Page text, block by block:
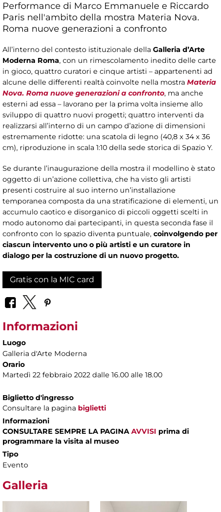
Performance di Marco Emmanuele e Riccardo
Paris nell'ambito della mostra Materia Nova.
Roma nuove generazioni a confronto
All’interno del contesto istituzionale della Galleria d’Arte
Moderna Roma, con un rimescolamento inedito delle carte
in gioco, quattro curatori e cinque artisti – appartenenti ad
alcune delle differenti realtà coinvolte nella mostra Materia
Nova. Roma nuove generazioni a confronto, ma anche
esterni ad essa – lavorano per la prima volta insieme allo
sviluppo di quattro nuovi progetti; quattro interventi da
realizzarsi all’interno di un campo d’azione di dimensioni
estremamente ridotte: una scatola di legno (40,8 x 34 x 36
cm), riproduzione in scala 1:10 della sede storica di Spazio Y.
Se durante l’inaugurazione della mostra il modellino è stato
oggetto di un’azione collettiva, che ha visto gli artisti
presenti costruire al suo interno un’installazione
temporanea composta da una stratificazione di elementi, un
accumulo caotico e disorganico di piccoli oggetti scelti in
modo autonomo dai partecipanti, in questa seconda fase il
confronto con lo spazio diventa puntuale, coinvolgendo per
ciascun intervento uno o più artisti e un curatore in
dialogo per la costruzione di un nuovo progetto.
Gratis con la MIC card
Informazioni
Luogo
Galleria d'Arte Moderna
Orario
Martedì 22 febbraio 2022 dalle 16.00 alle 18.00
Biglietto d'ingresso
Consultare la pagina biglietti
Informazioni
CONSULTARE SEMPRE LA PAGINA AVVISI prima di
programmare la visita al museo
Tipo
Evento
Galleria